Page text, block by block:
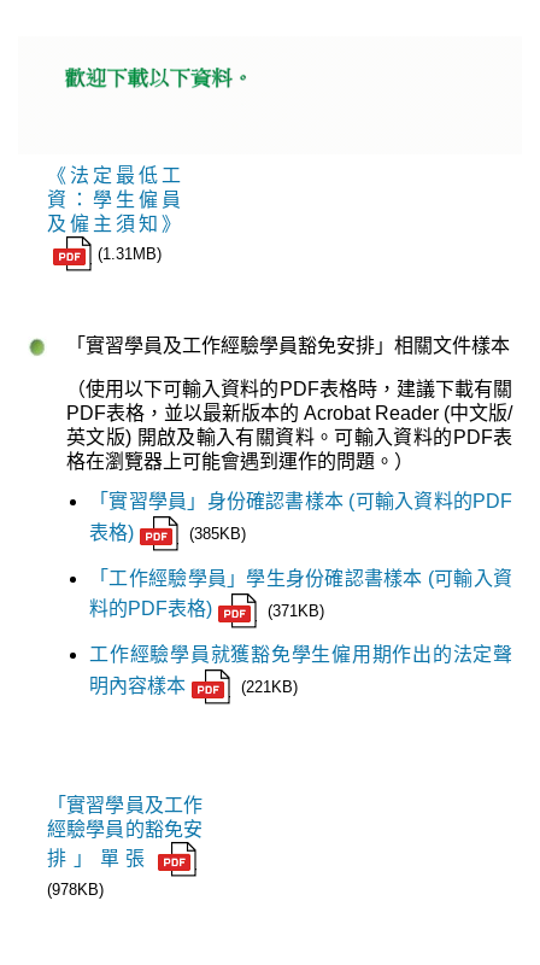
《法定最低工
資：學生僱員
及僱主須知》
(1.31MB)
「實習學員及工作經驗學員豁免安排」相關文件樣本
（使用以下可輸入資料的PDF表格時，建議下載有關
PDF表格，並以最新版本的 Acrobat Reader (中文版/
英文版) 開啟及輸入有關資料。可輸入資料的PDF表
格在瀏覽器上可能會遇到運作的問題。）
「實習學員」身份確認書樣本 (可輸入資料的PDF
表格)
(385KB)
「工作經驗學員」學生身份確認書樣本 (可輸入資
料的PDF表格)
(371KB)
工作經驗學員就獲豁免學生僱用期作出的法定聲
明內容樣本
(221KB)
「實習學員及工作
經驗學員的豁免安
排」單張
(978KB)